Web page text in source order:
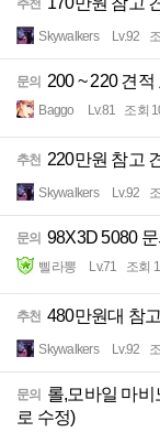
추천
Skywalkers Lv.92
문의 200 ~ 220 견
Baggo Lv.81 조회
추천 220만원 참고
Skywalkers Lv.92
문의 98X3D 5080 문
삘라뽕 Lv.71 조회
추천 480만원대 참
Skywalkers Lv.92
문의
롤,모바일 마
로 수정)